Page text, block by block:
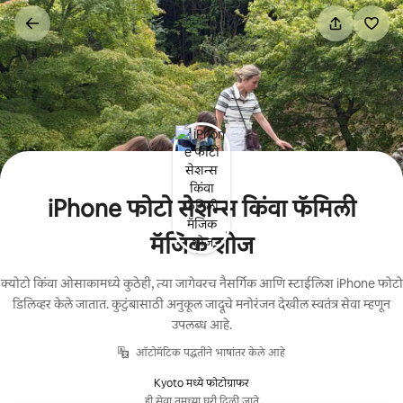
कंटेंटवर
जा
iPhone फोटो सेशन्स किंवा फॅमिली
मॅजिक शोज
क्योटो किंवा ओसाकामध्ये कुठेही, त्या जागेवरच नैसर्गिक आणि स्टाईलिश iPhone फोटो
डिलिव्हर केले जातात. कुटुंबासाठी अनुकूल जादूचे मनोरंजन देखील स्वतंत्र सेवा म्हणून
उपलब्ध आहे.
ऑटोमॅटिक पद्धतीने भाषांतर केले आहे
Kyoto मध्ये फोटोग्राफर